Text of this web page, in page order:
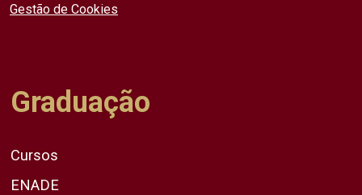
Gestão de Cookies
Graduação
Cursos
ENADE